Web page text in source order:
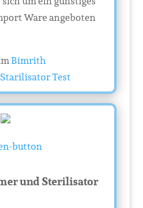
Ware angeboten
Bimrith
Test
und Sterilisator